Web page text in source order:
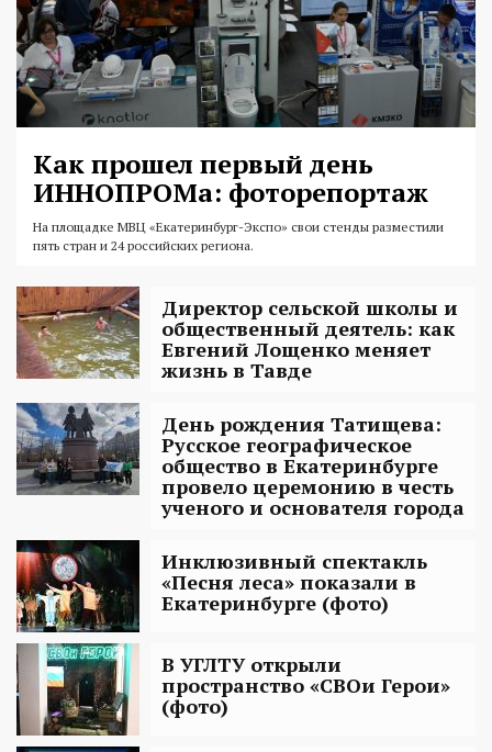
Как прошел первый день
ИННОПРОМа: фоторепортаж
На площадке МВЦ «Екатеринбург-Экспо» свои стенды разместили
пять стран и 24 российских региона.
Директор сельской школы и
общественный деятель: как
Евгений Лощенко меняет
жизнь в Тавде
День рождения Татищева:
Русское географическое
общество в Екатеринбурге
провело церемонию в честь
ученого и основателя города
Инклюзивный спектакль
«Песня леса» показали в
Екатеринбурге (фото)
В УГЛТУ открыли
пространство «СВОи Герои»
(фото)